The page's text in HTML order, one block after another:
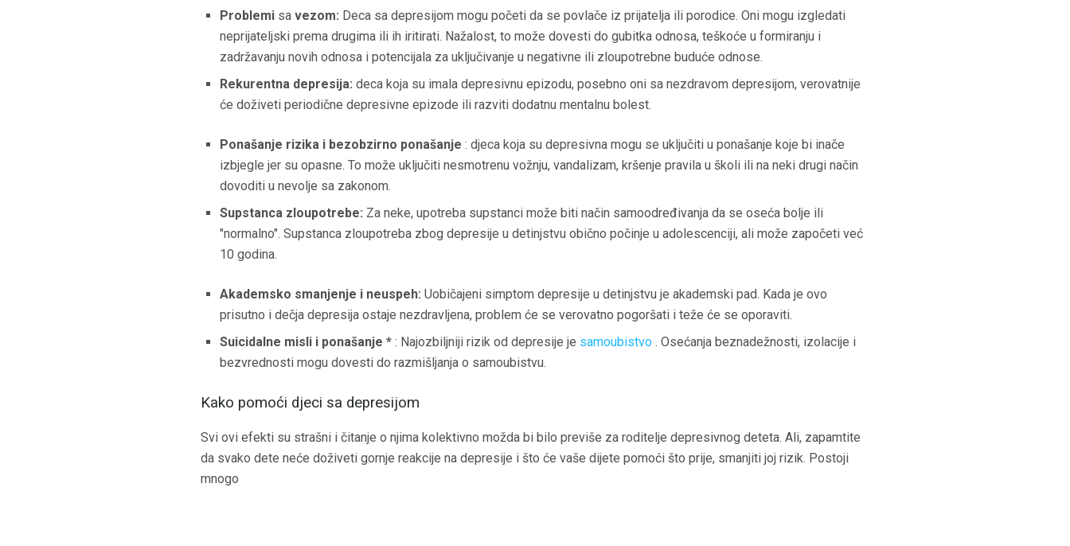
Problemi sa vezom: Deca sa depresijom mogu početi da se povlače iz prijatelja ili porodice. Oni mogu izgledati
neprijateljski prema drugima ili ih iritirati. Nažalost, to može dovesti do gubitka odnosa, teškoće u formiranju i
zadržavanju novih odnosa i potencijala za uključivanje u negativne ili zloupotrebne buduće odnose.
Rekurentna depresija: deca koja su imala depresivnu epizodu, posebno oni sa nezdravom depresijom, verovatnije
će doživeti periodične depresivne epizode ili razviti dodatnu mentalnu bolest.
Ponašanje rizika i bezobzirno ponašanje : djeca koja su depresivna mogu se uključiti u ponašanje koje bi inače
izbjegle jer su opasne. To može uključiti nesmotrenu vožnju, vandalizam, kršenje pravila u školi ili na neki drugi način
dovoditi u nevolje sa zakonom.
Supstanca zloupotrebe: Za neke, upotreba supstanci može biti način samoodređivanja da se oseća bolje ili
"normalno". Supstanca zloupotreba zbog depresije u detinjstvu obično počinje u adolescenciji, ali može započeti već
10 godina.
Akademsko smanjenje i neuspeh: Uobičajeni simptom depresije u detinjstvu je akademski pad. Kada je ovo
prisutno i dečja depresija ostaje nezdravljena, problem će se verovatno pogoršati i teže će se oporaviti.
Suicidalne misli i ponašanje * : Najozbiljniji rizik od depresije je samoubistvo . Osećanja beznadežnosti, izolacije i
bezvrednosti mogu dovesti do razmišljanja o samoubistvu.
Kako pomoći djeci sa depresijom
Svi ovi efekti su strašni i čitanje o njima kolektivno možda bi bilo previše za roditelje depresivnog deteta. Ali, zapamtite
da svako dete neće doživeti gornje reakcije na depresije i što će vaše dijete pomoći što prije, smanjiti joj rizik. Postoji
mnogo